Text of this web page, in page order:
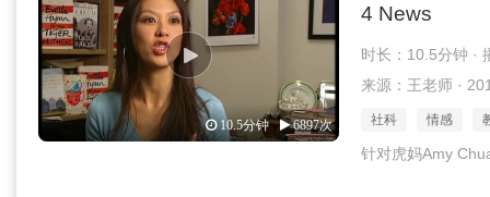
10.5分钟 6897次
4 News
时长：10.5分钟 ·
来源：王老师 ·
社科 情感
针对虎妈Amy